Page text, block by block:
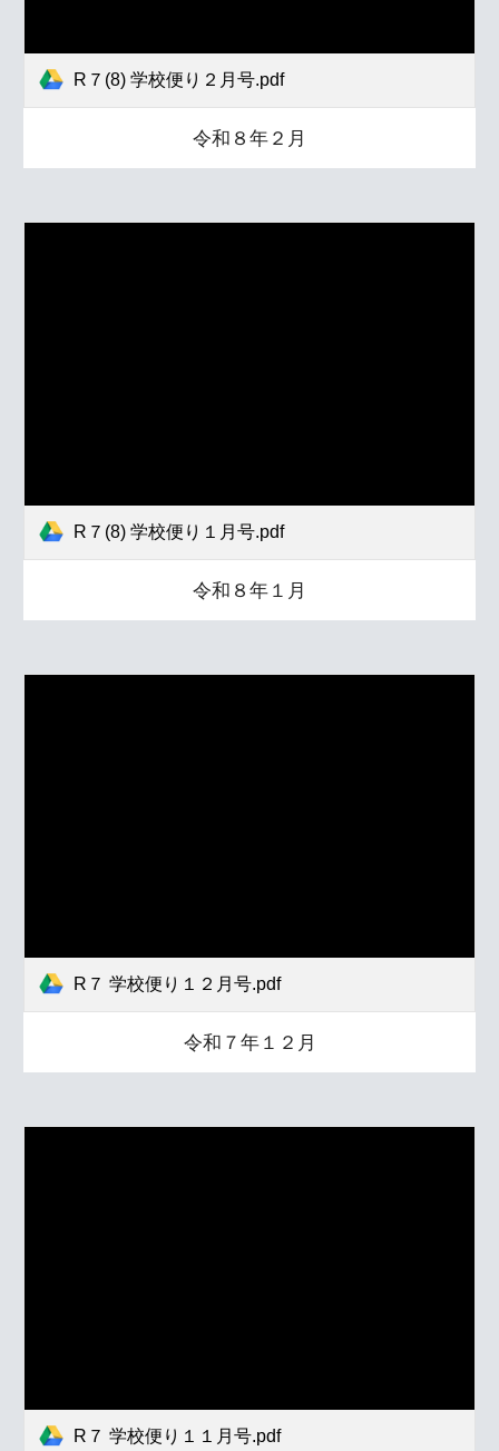
R７(8) 学校便り２月号.pdf
令和８年２月
R７(8) 学校便り１月号.pdf
令和８年１月
R７ 学校便り１２月号.pdf
令和７年１２月
R７ 学校便り１１月号.pdf